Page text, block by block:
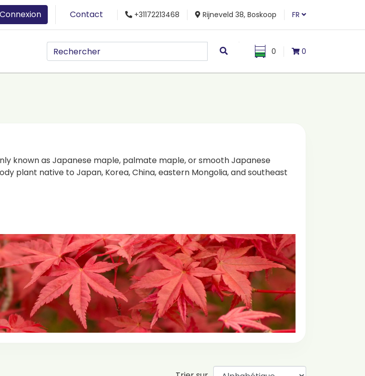
Connexion Contact +31172213468 Rijneveld 38, Boskoop FR
0 0
known as Japanese maple, palmate maple, or smooth Japanese
plant native to Japan, Korea, China, eastern Mongolia, and southeast